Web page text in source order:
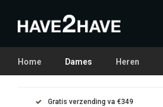
Home Dames Heren
Gratis verzending va €349